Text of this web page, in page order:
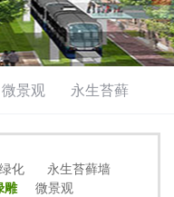
微景观 永生苔藓
化
永生苔藓墙
雕
微景观